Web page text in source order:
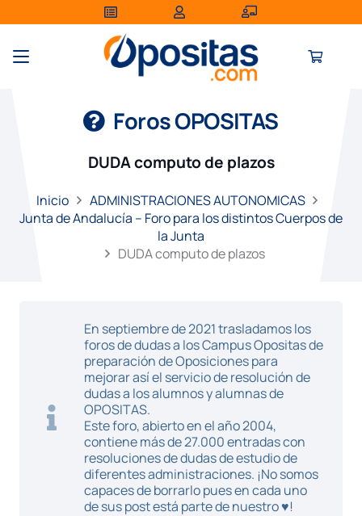
Foros OPOSITAS
DUDA computo de plazos
Inicio
ADMINISTRACIONES AUTONOMICAS
Junta de Andalucía – Foro para los distintos Cuerpos de
la Junta
DUDA computo de plazos
En septiembre de 2021 trasladamos los
foros de dudas a los Campus Opositas de
preparación de Oposiciones para
mejorar así el servicio de resolución de
dudas a los alumnos y alumnas de
OPOSITAS.
Este foro, abierto en el año 2004,
contiene más de 27.000 entradas con
resoluciones de dudas de estudio de
diferentes administraciones. ¡No somos
capaces de borrarlo pues en cada uno
de sus post está parte de nuestro ♥!